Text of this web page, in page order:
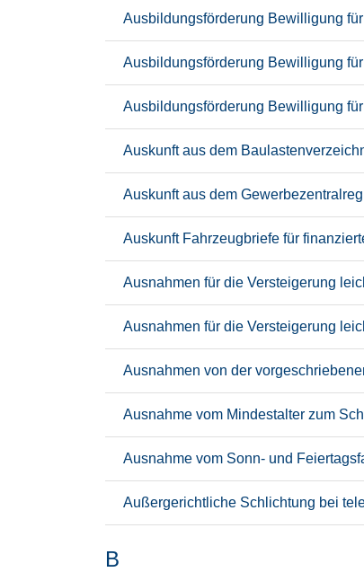
Ausbildungsförderung Bewilligung
Ausbildungsförderung Bewilligung
Ausbildungsförderung Bewilligung
Auskunft aus dem
Auskunft aus dem
Auskunft Fahrzeugbriefe für
Ausnahmen für die Versteigerung
Ausnahmen für die Versteigerung
Ausnahmen von der
Ausnahme vom Mindestalter zum
Ausnahme vom Sonn- und
Außergerichtliche Schlichtung bei
B